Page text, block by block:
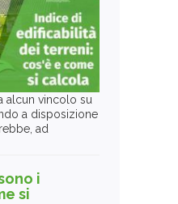
alcun vincolo su
a disposizione
ad
i
si